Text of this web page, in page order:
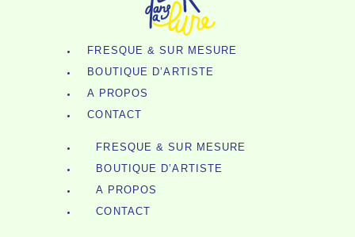
FRESQUE & SUR MESURE
BOUTIQUE D’ARTISTE
A PROPOS
CONTACT
FRESQUE & SUR MESURE
BOUTIQUE D’ARTISTE
A PROPOS
CONTACT